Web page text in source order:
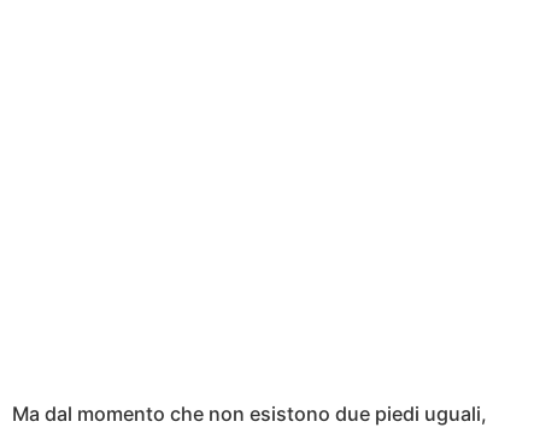
Ma dal momento che non esistono due piedi uguali,